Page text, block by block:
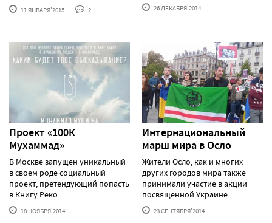
11 ЯНВАРЯ'2015 2 26 ДЕКАБРЯ'2014
Проект «100К
Мухаммад»
В Москве запущен уникальный
в своем роде социальный
проект, претендующий попасть
в Книгу Реко......
18 НОЯБРЯ'2014
Интернациональный
марш мира в Осло
Жители Осло, как и многих
других городов мира также
принимали участие в акции
посвященной Украине.......
23 СЕНТЯБРЯ'2014